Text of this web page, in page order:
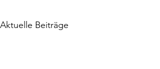
Aktuelle Beiträge